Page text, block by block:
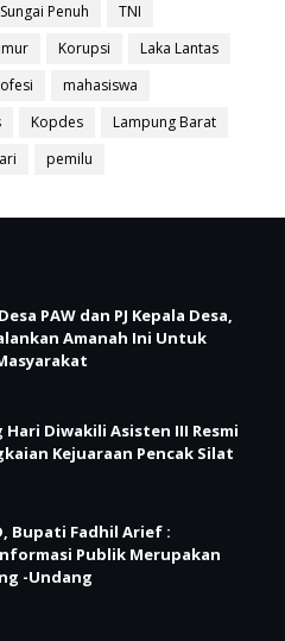
Sungai Penuh
TNI
Korupsi
Laka Lantas
mahasiswa
Kopdes
Lampung Barat
pemilu
PAW dan PJ Kepala Desa,
Amanah Ini Untuk
Diwakili Asisten III Resmi
Kejuaraan Pencak Silat
Bupati Fadhil Arief :
Publik Merupakan
-Undang